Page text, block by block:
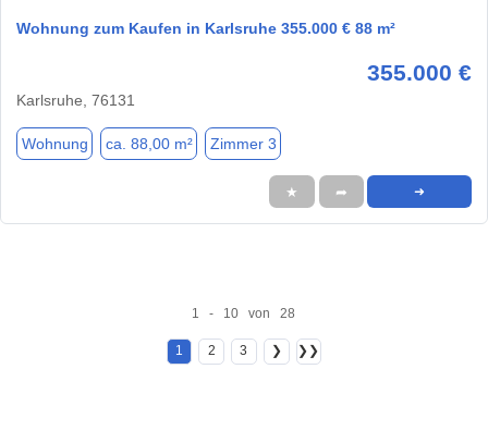
Wohnung zum Kaufen in Karlsruhe 355.000 € 88 m²
355.000 €
Karlsruhe, 76131
Wohnung ca. 88,00 m² Zimmer 3
★ ➦ ➜
1 - 10 von 28
1 2 3 ❯ ❯❯